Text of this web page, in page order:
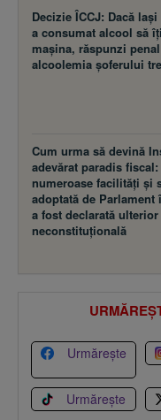
Decizie ÎCCJ: Dacă
a consumat alcool să
maşina, răspunzi
alcoolemia şoferului
Cum urma să devină
adevărat paradis
numeroase facilităţi şi
adoptată de Parlament
a fost declarată ulterior
neconstituţională
Urmărește
Urmărește